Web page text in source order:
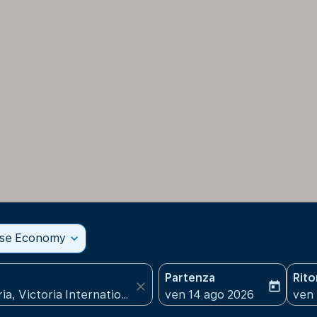
Economy expand_more
close
Partenza
fc-booking-departure-
ven 14 ago 2026
today
fc-
ven